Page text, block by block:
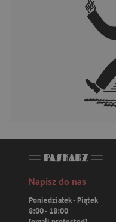
Napisz do nas
Poniedziałek - Piątek
8:00 - 18:00